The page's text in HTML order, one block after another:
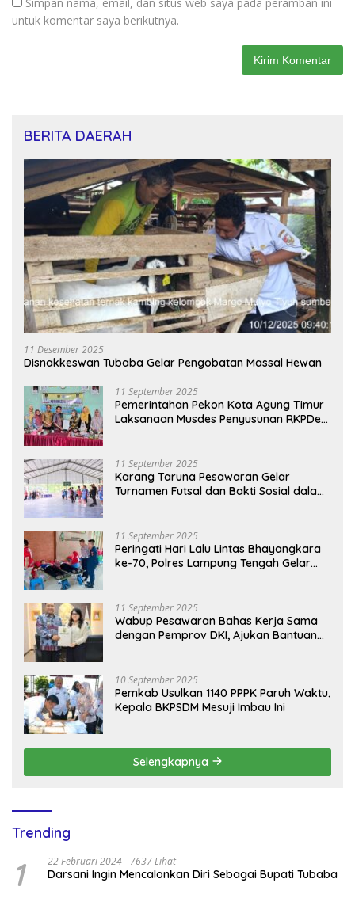
Simpan nama, email, dan situs web saya pada peramban ini
untuk komentar saya berikutnya.
BERITA DAERAH
11 Desember 2025
Disnakkeswan Tubaba Gelar Pengobatan Massal Hewan
11 September 2025
Pemerintahan Pekon Kota Agung Timur
Laksanaan Musdes Penyusunan RKPDes
11 September 2025
Karang Taruna Pesawaran Gelar
Turnamen Futsal dan Bakti Sosial dalam
11 September 2025
Peringati Hari Lalu Lintas Bhayangkara
ke-70, Polres Lampung Tengah Gelar
11 September 2025
Wabup Pesawaran Bahas Kerja Sama
dengan Pemprov DKI, Ajukan Bantuan
10 September 2025
Pemkab Usulkan 1140 PPPK Paruh Waktu,
Kepala BKPSDM Mesuji Imbau Ini
Selengkapnya
Trending
1 22 Februari 2024 7637 Lihat
Darsani Ingin Mencalonkan Diri Sebagai Bupati Tubaba